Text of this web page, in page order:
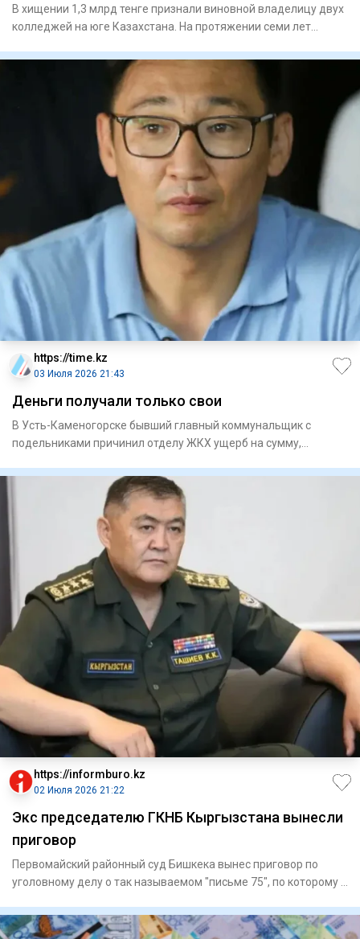
В хищении 1,3 млрд тенге признали виновной владелицу двух
колледжей на юге Казахстана. На протяжении семи лет
https://time.kz
03 Июля 2026 21:43
Деньги получали только свои
В Усть-Каменогорске бывший главный коммунальщик с
подельниками причинил отделу ЖКХ ущерб на сумму,
https://informburo.kz
02 Июля 2026 21:22
Экс председателю ГКНБ Кыргызстана вынесли
приговор
Первомайский районный суд Бишкека вынес приговор по
уголовному делу о так называемом "письме 75", по которому в